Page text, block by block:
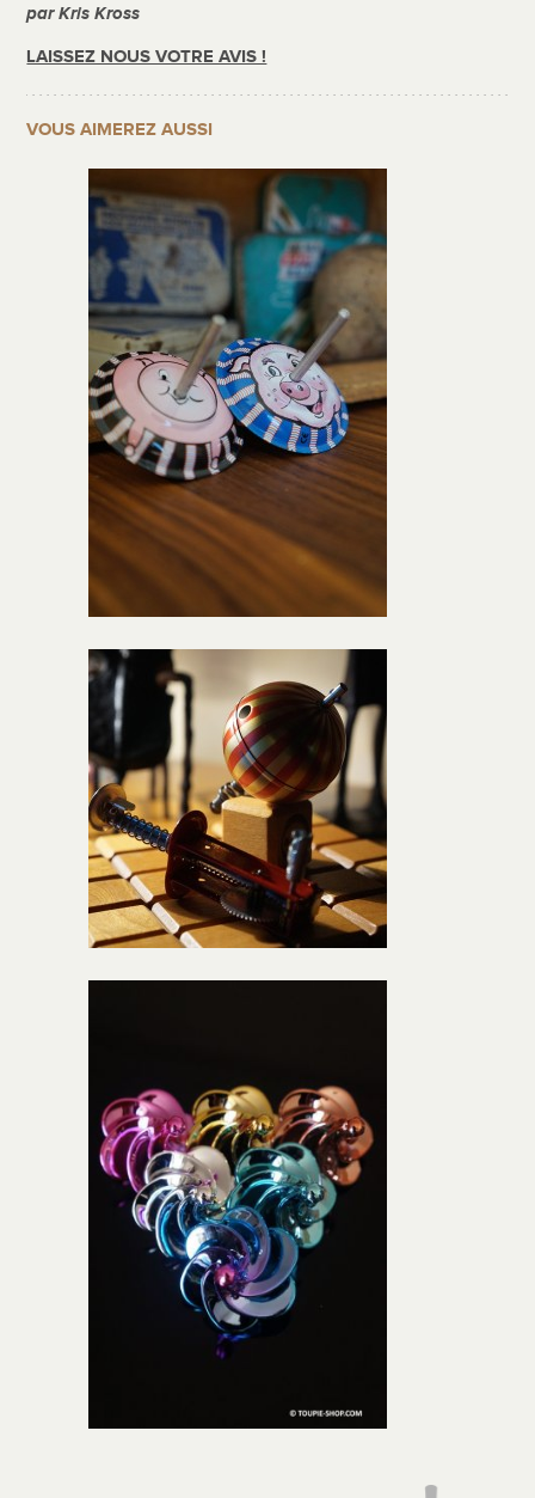
par Kris Kross
LAISSEZ NOUS VOTRE AVIS !
VOUS AIMEREZ AUSSI